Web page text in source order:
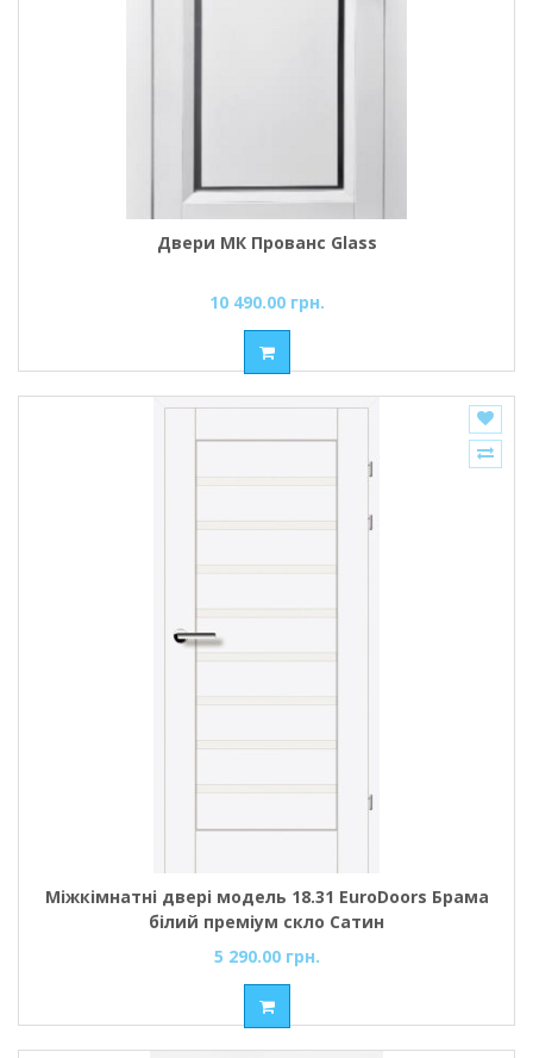
Двери МК Прованс Glass
10 490.00 грн.
Міжкімнатні двері модель 18.31 EuroDoors Брама
білий преміум скло Сатин
5 290.00 грн.